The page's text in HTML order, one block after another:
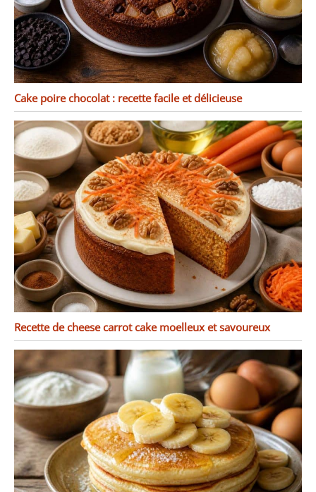
Cake poire chocolat : recette facile et délicieuse
Recette de cheese carrot cake moelleux et savoureux